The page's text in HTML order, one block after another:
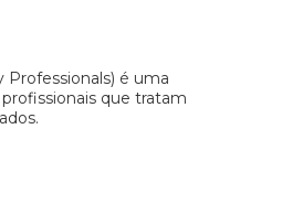
é uma
que tratam